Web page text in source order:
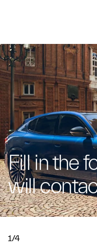
Fill in the
will
1/4